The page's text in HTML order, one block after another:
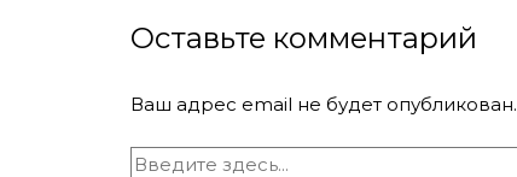
Оставьте комментарий
Ваш адрес email не будет опубликован.
Введите